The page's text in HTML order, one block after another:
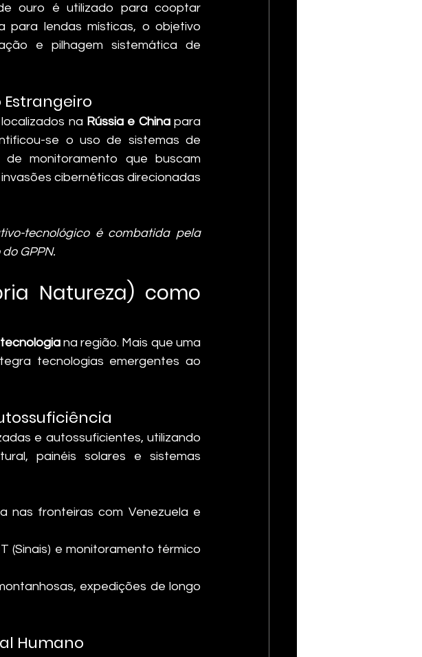
ouro é utilizado para cooptar
para lendas místicas, o objetivo
e pilhagem sistemática de
na Rússia e China para
se o uso de sistemas de
monitoramento que buscam
cibernéticas direcionadas
tecnológico é combatida pela
GPPN.
Natureza) como
na região. Mais que uma
tecnologias emergentes ao
e autossuficientes, utilizando
painéis solares e sistemas
nas fronteiras com Venezuela e
(Sinais) e monitoramento térmico
expedições de longo
Humano